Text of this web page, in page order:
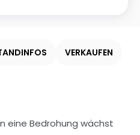
VERKAUFEN
eine Bedrohung wächst